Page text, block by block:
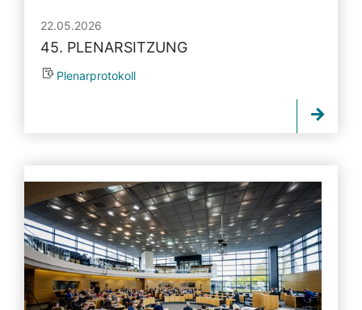
22.05.2026
45. PLENARSITZUNG
Plenarprotokoll